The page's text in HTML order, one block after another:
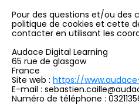
Pour des questions et/ou des
politique de cookies et cette
contacter en utilisant les
Audace Digital Learning
65 rue de glasgow
France
Site web : https://
E-mail : sebastien.caille@
Numéro de téléphone :